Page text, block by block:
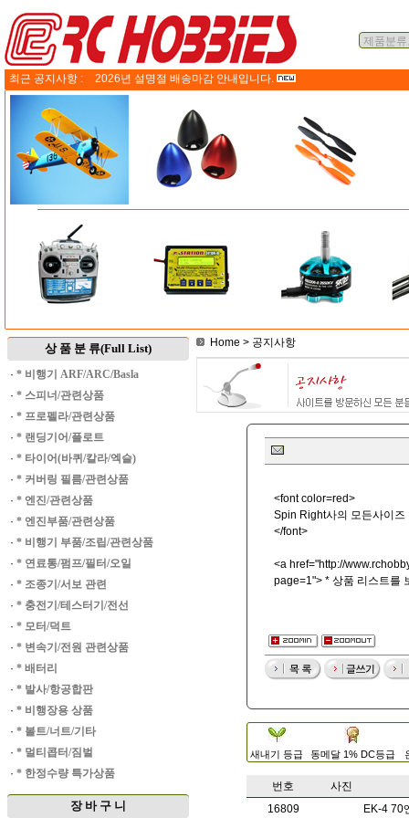
최근 공지사항 : 2026년 설명절 배송마감 안내입니다.
상 품 분 류(Full List)
· * 비행기 ARF/ARC/Basla
· * 스피너/관련상품
· * 프로펠라/관련상품
· * 랜딩기어/플로트
· * 타이어(바퀴/칼라/엑슬)
· * 커버링 필름/관련상품
· * 엔진/관련상품
· * 엔진부품/관련상품
· * 비행기 부품/조립/관련상품
· * 연료통/펌프/필터/오일
· * 조종기/서보 관련
· * 충전기/테스터기/전선
· * 모터/덕트
· * 변속기/전원 관련상품
· * 배터리
· * 발사/항공합판
· * 비행장용 상품
· * 볼트/너트/기타
· * 멀티콥터/짐벌
· * 한정수량 특가상품
장 바 구 니
Home > 공지사항
<font color=red>
Spin Right사의 모든사이즈
</font>
<a href="http://
page=1"> * 상품 리스트를
새내기 등급 동메달 1% DC등급
번호
사진
16809
EK-4 70